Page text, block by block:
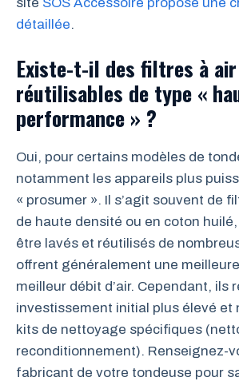
détaillée.
Existe-t-il des filtres à
réutilisables de type «
performance » ?
Oui, pour certains modèles de
notamment les appareils plus
« prosumer ». Il s’agit souvent de
de haute densité ou en coton
être lavés et réutilisés de
offrent généralement une
meilleur débit d’air. Cependant, ils
investissement initial plus élevé et
kits de nettoyage spécifiques
reconditionnement). Renseignez-
fabricant de votre tondeuse pour